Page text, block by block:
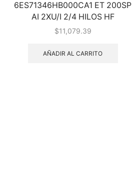
6ES71346HB000CA1 ET 200SP
AI 2XU/I 2/4 HILOS HF
$11,079.39
AÑADIR AL CARRITO